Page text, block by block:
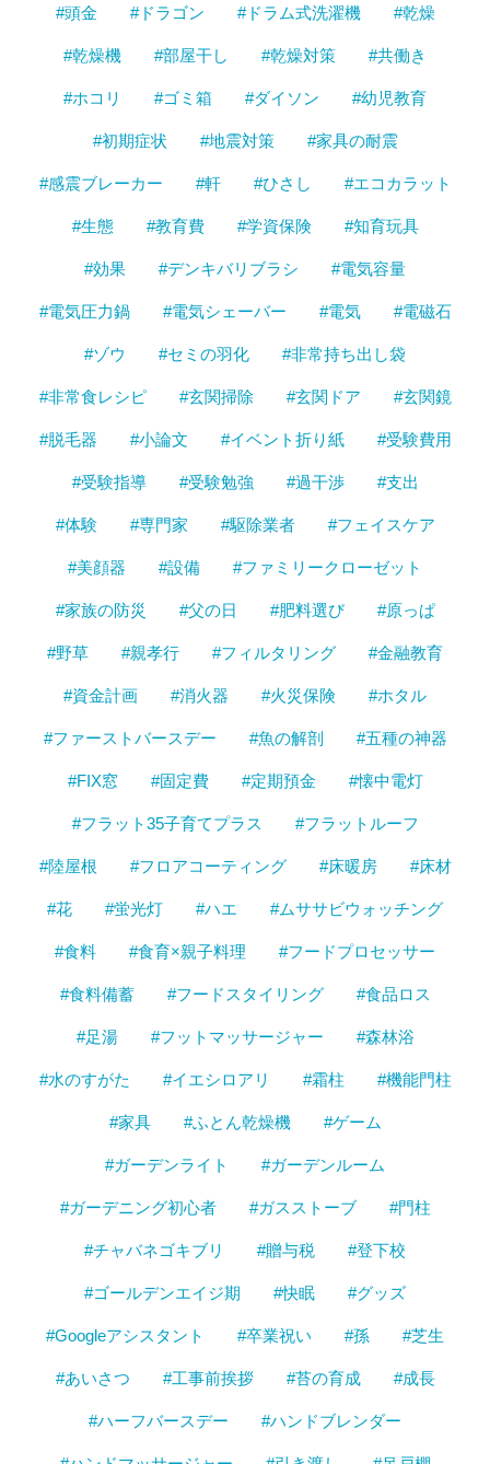
#頭金 #ドラゴン #ドラム式洗濯機 #乾燥
#乾燥機 #部屋干し #乾燥対策 #共働き
#ホコリ #ゴミ箱 #ダイソン #幼児教育
#初期症状 #地震対策 #家具の耐震
#感震ブレーカー #軒 #ひさし #エコカラット
#生態 #教育費 #学資保険 #知育玩具
#効果 #デンキバリブラシ #電気容量
#電気圧力鍋 #電気シェーバー #電気 #電磁石
#ゾウ #セミの羽化 #非常持ち出し袋
#非常食レシピ #玄関掃除 #玄関ドア #玄関鏡
#脱毛器 #小論文 #イベント折り紙 #受験費用
#受験指導 #受験勉強 #過干渉 #支出
#体験 #専門家 #駆除業者 #フェイスケア
#美顔器 #設備 #ファミリークローゼット
#家族の防災 #父の日 #肥料選び #原っぱ
#野草 #親孝行 #フィルタリング #金融教育
#資金計画 #消火器 #火災保険 #ホタル
#ファーストバースデー #魚の解剖 #五種の神器
#FIX窓 #固定費 #定期預金 #懐中電灯
#フラット35子育てプラス #フラットルーフ
#陸屋根 #フロアコーティング #床暖房 #床材
#花 #蛍光灯 #ハエ #ムササビウォッチング
#食料 #食育×親子料理 #フードプロセッサー
#食料備蓄 #フードスタイリング #食品ロス
#足湯 #フットマッサージャー #森林浴
#水のすがた #イエシロアリ #霜柱 #機能門柱
#家具 #ふとん乾燥機 #ゲーム
#ガーデンライト #ガーデンルーム
#ガーデニング初心者 #ガスストーブ #門柱
#チャバネゴキブリ #贈与税 #登下校
#ゴールデンエイジ期 #快眠 #グッズ
#Googleアシスタント #卒業祝い #孫 #芝生
#あいさつ #工事前挨拶 #苔の育成 #成長
#ハーフバースデー #ハンドブレンダー